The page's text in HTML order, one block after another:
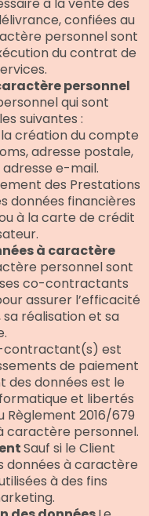
confiées au
personnel sont
du contrat de
personnel
qui sont
suivantes :
la création du compte
adresse postale,
e-mail.
des Prestations
données financières
à la carte de crédit
à caractère
personnel sont
co-contractants
assurer l’efficacité
réalisation et sa
contractant(s) est
de paiement
des données est le
et libertés
Règlement 2016/679
caractère personnel.
Sauf si le Client
données à caractère
à des fins